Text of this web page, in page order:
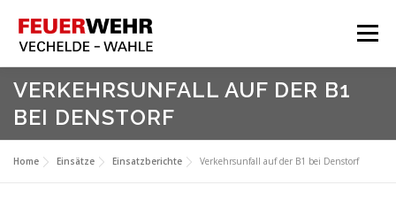
Inhalt
springen
Menü
HOME
Aktuelles
Über Uns
VERKEHRSUNFALL AUF DER B1
BEI DENSTORF
Home Einsätze Einsatzberichte Verkehrsunfall auf der B1 bei Denstorf